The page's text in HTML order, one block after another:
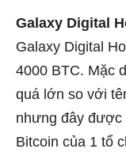
Galaxy Digital
Galaxy Digital
4000 BTC. Mặc
quá lớn so với
nhưng đây được
Bitcoin của 1 tổ